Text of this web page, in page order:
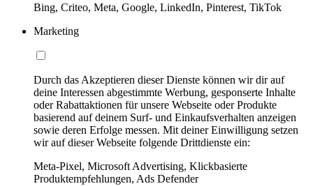
Bing, Criteo, Meta, Google, LinkedIn, Pinterest, TikTok
Marketing
Durch das Akzeptieren dieser Dienste können wir dir auf
deine Interessen abgestimmte Werbung, gesponserte Inhalte
oder Rabattaktionen für unsere Webseite oder Produkte
basierend auf deinem Surf- und Einkaufsverhalten anzeigen
sowie deren Erfolge messen. Mit deiner Einwilligung setzen
wir auf dieser Webseite folgende Drittdienste ein:
Meta-Pixel, Microsoft Advertising, Klickbasierte
Produktempfehlungen, Ads Defender